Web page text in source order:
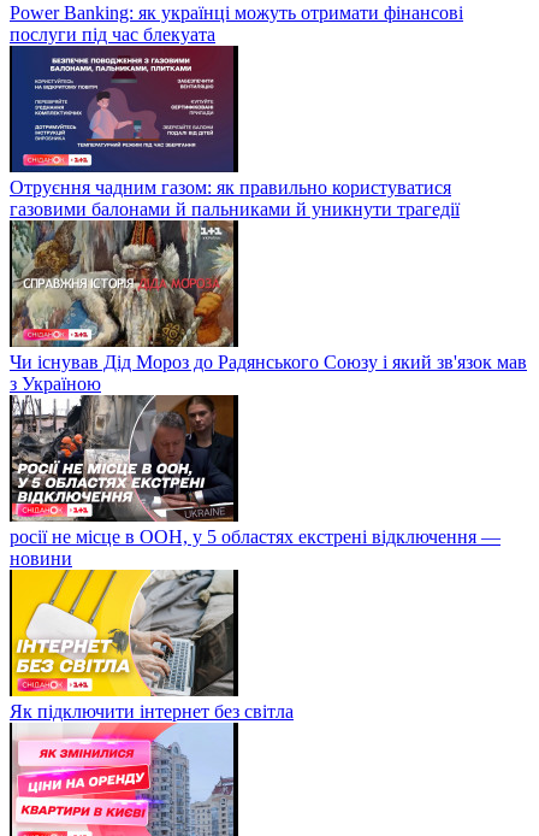
Power Banking: як українці можуть отримати фінансові
послуги під час блекуата
Отруєння чадним газом: як правильно користуватися
газовими балонами й пальниками й уникнути трагедії
Чи існував Дід Мороз до Радянського Союзу і який зв'язок мав
з Україною
росії не місце в ООН, у 5 областях екстрені відключення —
новини
Як підключити інтернет без світла